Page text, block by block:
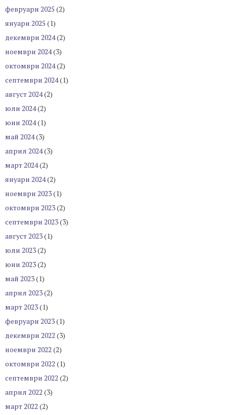
февруари 2025 (2)
януари 2025 (1)
декември 2024(2)
ноември 2024(3)
октомври 2024(2)
септември 2024(1)
август 2024(2)
юли 2024(2)
юни 2024(1)
май 2024(3)
април 2024(3)
март 2024(2)
януари 2024(2)
ноември 2023(1)
октомври 2023(2)
септември 2023(3)
август 2023(1)
юли 2023(2)
юни 2023(2)
май 2023(1)
април 2023(2)
март 2023(1)
февруари 2023(1)
декември 2022 (3)
ноември 2022 (2)
октомври 2022 (1)
септември 2022 (2)
април 2022 (3)
март 2022 (2)